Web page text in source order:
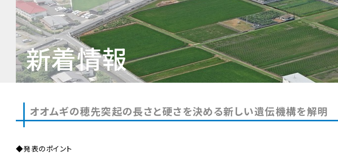
新着情報
オオムギの穂先突起の長さと硬さを決める新しい遺伝機構を解明
◆発表のポイント